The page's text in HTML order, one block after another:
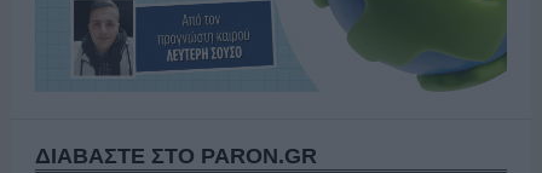
ΔΙΑΒΑΣΤΕ ΣΤΟ PARON.GR